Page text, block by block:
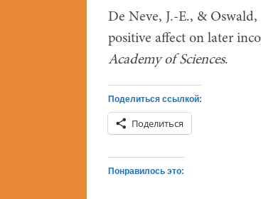
De Neve, J.-E., &
positive affect on later
Academy of Sciences.
Поделиться ссылкой:
Поделиться
Понравилось это: